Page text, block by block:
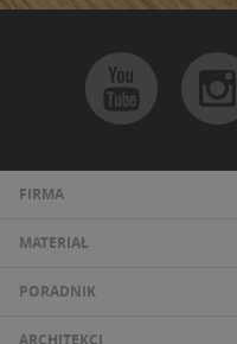
FIRMA
MATERIAŁ
PORADNIK